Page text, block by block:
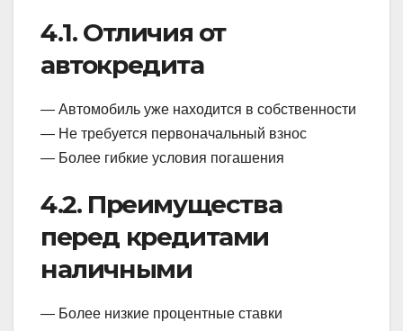
4.1. Отличия от
автокредита
— Автомобиль уже находится в собственности
— Не требуется первоначальный взнос
— Более гибкие условия погашения
4.2. Преимущества
перед кредитами
наличными
— Более низкие процентные ставки